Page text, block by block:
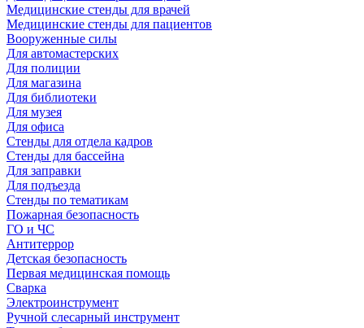
Медицинские стенды для врачей
Медицинские стенды для пациентов
Вооруженные силы
Для автомастерских
Для полиции
Для магазина
Для библиотеки
Для музея
Для офиса
Стенды для отдела кадров
Стенды для бассейна
Для заправки
Для подъезда
Стенды по тематикам
Пожарная безопасность
ГО и ЧС
Антитеррор
Детская безопасность
Первая медицинская помощь
Сварка
Электроинструмент
Ручной слесарный инструмент